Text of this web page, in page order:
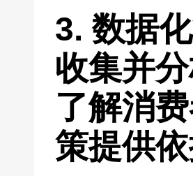
3. 数据
收集并
了解消
策提供依